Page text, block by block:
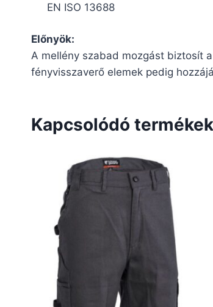
EN ISO 13688
Előnyök:
A mellény szabad mozgást biztosít
fényvisszaverő elemek pedig
Kapcsolódó termékek